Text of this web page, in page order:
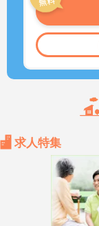
求人特集